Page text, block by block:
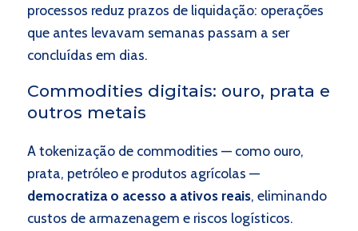
processos reduz prazos de liquidação: operações
que antes levavam semanas passam a ser
concluídas em dias.
Commodities digitais: ouro, prata e
outros metais
A tokenização de commodities — como ouro,
prata, petróleo e produtos agrícolas —
democratiza o acesso a ativos reais, eliminando
custos de armazenagem e riscos logísticos.